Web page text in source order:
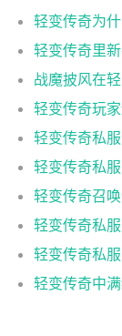
轻变传奇为
轻变传奇里
战魔披风在
轻变传奇玩
轻变传奇私
轻变传奇私
轻变传奇召
轻变传奇私
轻变传奇私
轻变传奇中